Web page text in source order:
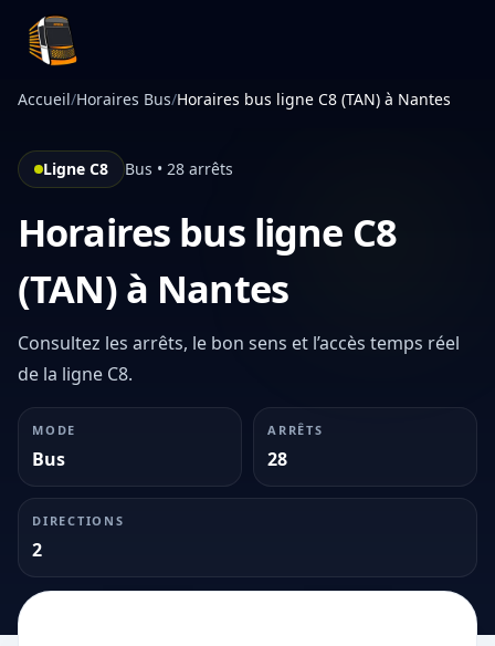
Infotan
Accueil/Horaires Bus/Horaires bus ligne C8 (TAN) à Nantes
Ligne C8 Bus • 28 arrêts
Horaires bus ligne C8
(TAN) à Nantes
Consultez les arrêts, le bon sens et l’accès temps réel
de la ligne C8.
MODE
Bus
ARRÊTS
28
DIRECTIONS
2